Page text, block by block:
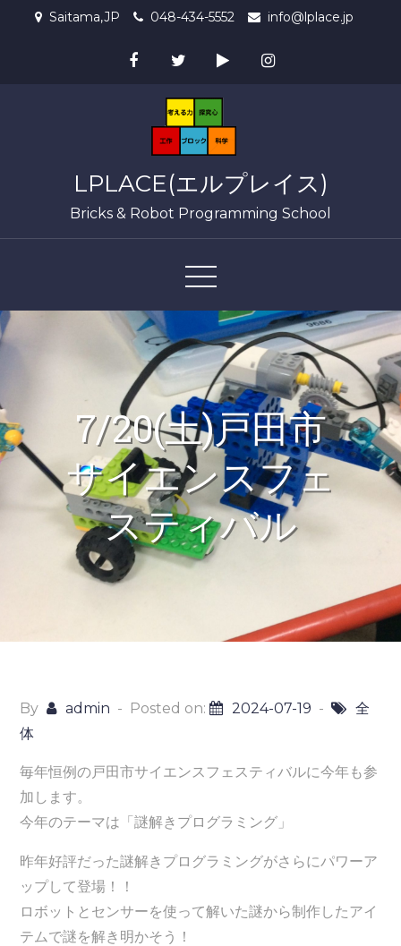
Saitama,JP 048-434-5552 info@lplace.jp
LPLACE(エルプレイス)
Bricks & Robot Programming School
7/20(土)戸田市
サイエンスフェ
スティバル
By admin Posted on: 2024-07-19
全
体
毎年恒例の戸田市サイエンスフェスティバルに今年も参
加します。
今年のテーマは「謎解きプログラミング」
昨年好評だった謎解きプログラミングがさらにパワーア
ップして登場！！
ロボットとセンサーを使って解いた謎から制作したアイ
テムで謎を解き明かそう！